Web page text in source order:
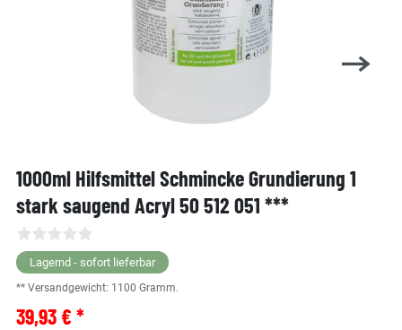
1000ml Hilfsmittel Schmincke Grundierung 1
stark saugend Acryl 50 512 051 ***
Lagernd - sofort lieferbar
** Versandgewicht: 1100 Gramm.
39,93 € *